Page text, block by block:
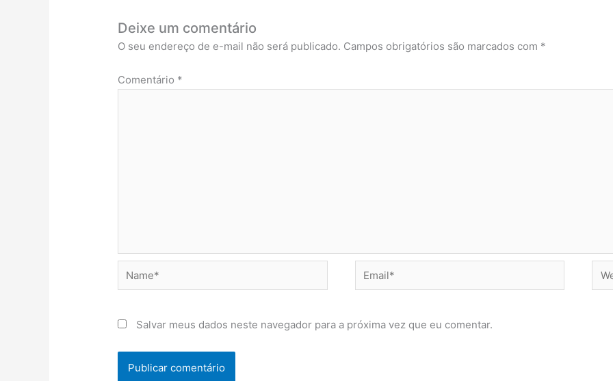
Deixe um comentário
O seu endereço de e-mail não será publicado. Campos obrigatórios são marcados com *
Comentário *
Name* Email*
Salvar meus dados neste navegador para a próxima vez que eu comentar.